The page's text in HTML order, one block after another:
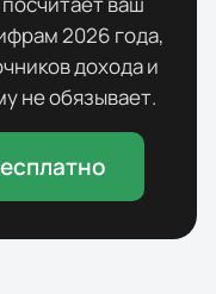
2026 года,
дохода и
не обязывает.